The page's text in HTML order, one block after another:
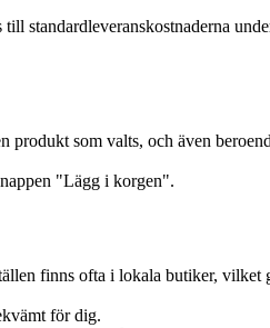
standardleveranskostnaderna
produkt som valts, och även
"Lägg i korgen".
finns ofta i lokala butiker,
för dig.